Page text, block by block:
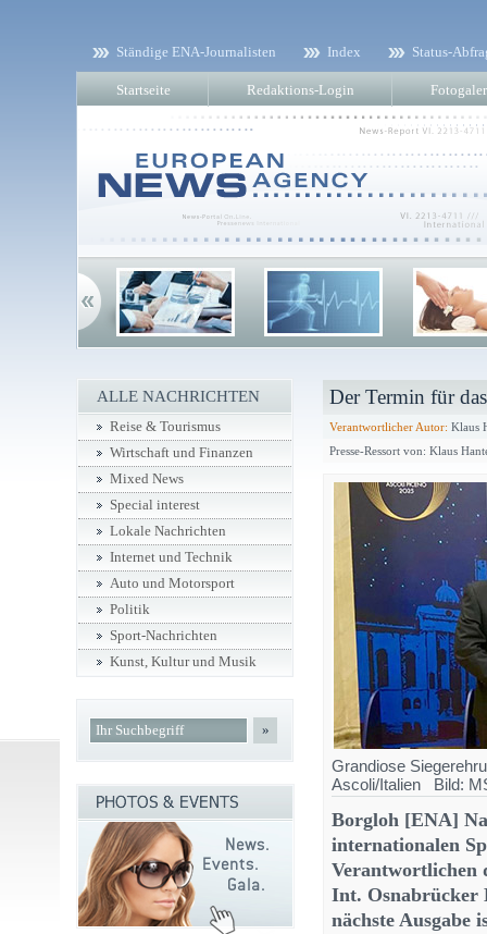
Ständige ENA-Journalisten Index Status-
Startseite Redaktions-Login
Der Termin für
Verantwortlicher Autor: Klaus
Presse-Ressort von: Klaus
Grandiose
Ascoli/Italien Bild:
Borgloh [ENA]
internationalen
Verantwortlichen
Int. Osnabrücker
nächste Ausgabe
ALLE NACHRICHTEN
Reise & Tourismus
Wirtschaft und Finanzen
Mixed News
Special interest
Lokale Nachrichten
Internet und Technik
Auto und Motorsport
Politik
Sport-Nachrichten
Kunst, Kultur und Musik
»